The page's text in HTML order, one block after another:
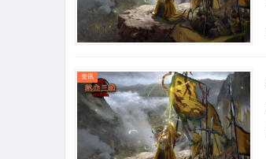
资讯